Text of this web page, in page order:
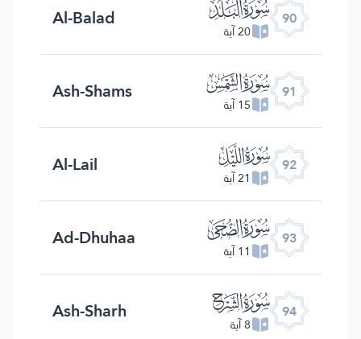
90 ﰇ
20 آية Al-Balad
91 ﰈ
15 آية Ash-Shams
92 ﰉ
21 آية Al-Lail
93 ﰊ
11 آية Ad-Dhuhaa
94 ﰋ
8 آية Ash-Sharh